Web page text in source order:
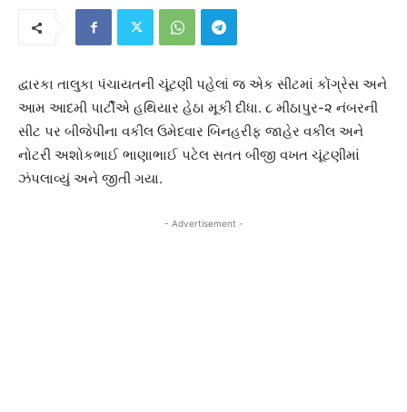
દ્વારકા તાલુકા પંચાયતની ચૂંટણી પહેલાં જ એક સીટમાં કોંગ્રેસ અને
આમ આદમી પાર્ટીએ હથિયાર હેઠા મૂકી દીધા. ૮ મીઠાપુર-૨ નંબરની
સીટ પર બીજેપીના વકીલ ઉમેદવાર બિનહરીફ જાહેર વકીલ અને
નોટરી અશોકભાઈ ભાણાભાઈ પટેલ સતત બીજી વખત ચૂંટણીમાં
ઝંપલાવ્યું અને જીતી ગયા.
- Advertisement -